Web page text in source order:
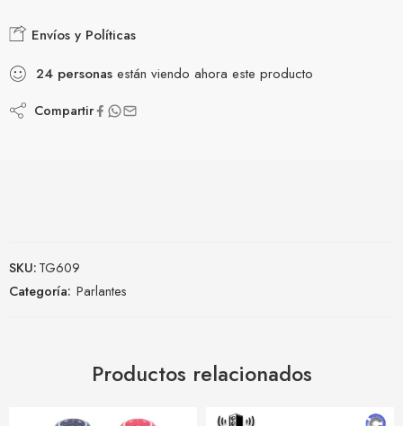
Envíos y Políticas
24 personas están viendo ahora este producto
Compartir
SKU:TG609
Categoría: Parlantes
Productos relacionados